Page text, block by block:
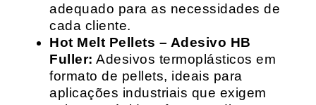
adequado para as necessidades de
cada cliente.
Hot Melt Pellets – Adesivo HB
Fuller: Adesivos termoplásticos em
formato de pellets, ideais para
aplicações industriais que exigem